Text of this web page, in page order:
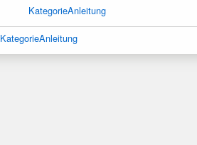
KategorieAnleitung
KategorieAnleitung